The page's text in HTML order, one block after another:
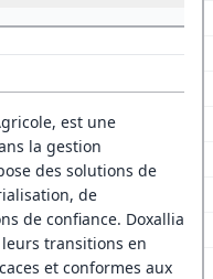
est une
la gestion
des solutions de
de
de confiance. Doxallia
transitions en
et conformes aux